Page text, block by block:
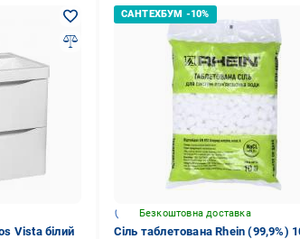
Vista білий
Безкоштовна доставка
Сіль таблетована Rhein (99,9%)